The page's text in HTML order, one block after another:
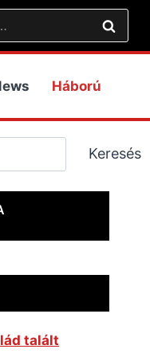
Háború
Keresés
talált